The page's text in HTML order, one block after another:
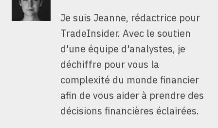
Je suis Jeanne, rédactrice pour
TradeInsider. Avec le soutien
d'une équipe d'analystes, je
déchiffre pour vous la
complexité du monde financier
afin de vous aider à prendre des
décisions financières éclairées.